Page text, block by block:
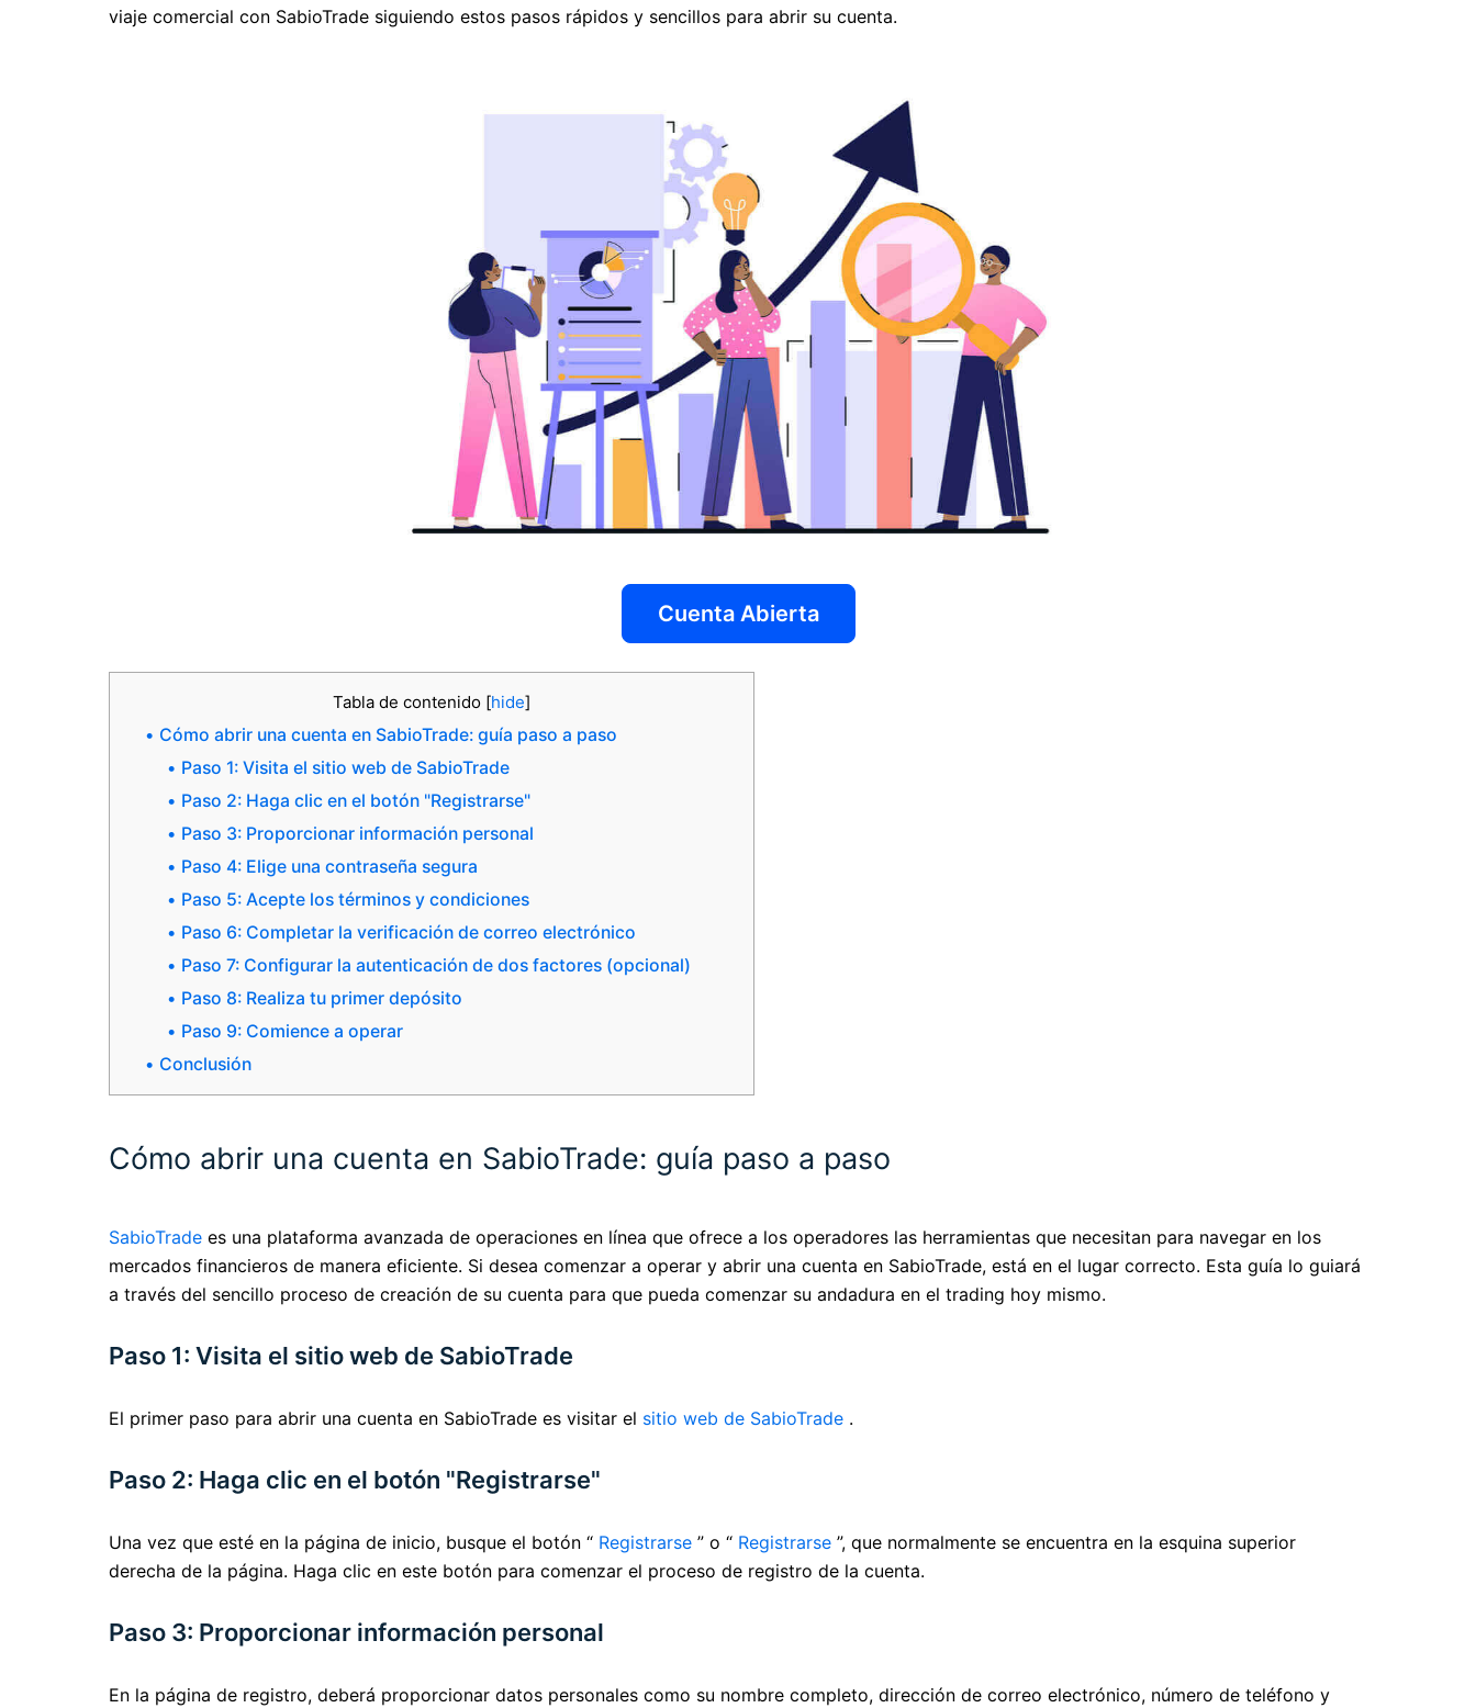
viaje comercial con SabioTrade siguiendo estos pasos rápidos y sencillos para abrir su cuenta.
Cuenta Abierta
Tabla de contenido [hide]
Cómo abrir una cuenta en SabioTrade: guía paso a paso
Paso 1: Visita el sitio web de SabioTrade
Paso 2: Haga clic en el botón "Registrarse"
Paso 3: Proporcionar información personal
Paso 4: Elige una contraseña segura
Paso 5: Acepte los términos y condiciones
Paso 6: Completar la verificación de correo electrónico
Paso 7: Configurar la autenticación de dos factores (opcional)
Paso 8: Realiza tu primer depósito
Paso 9: Comience a operar
Conclusión
Cómo abrir una cuenta en SabioTrade: guía paso a paso
SabioTrade es una plataforma avanzada de operaciones en línea que ofrece a los operadores las herramientas que necesitan para navegar en los
mercados financieros de manera eficiente. Si desea comenzar a operar y abrir una cuenta en SabioTrade, está en el lugar correcto. Esta guía lo guiará
a través del sencillo proceso de creación de su cuenta para que pueda comenzar su andadura en el trading hoy mismo.
Paso 1: Visita el sitio web de SabioTrade
El primer paso para abrir una cuenta en SabioTrade es visitar el sitio web de SabioTrade .
Paso 2: Haga clic en el botón "Registrarse"
Una vez que esté en la página de inicio, busque el botón “ Registrarse ” o “ Registrarse ”, que normalmente se encuentra en la esquina superior
derecha de la página. Haga clic en este botón para comenzar el proceso de registro de la cuenta.
Paso 3: Proporcionar información personal
En la página de registro, deberá proporcionar datos personales como su nombre completo, dirección de correo electrónico, número de teléfono y